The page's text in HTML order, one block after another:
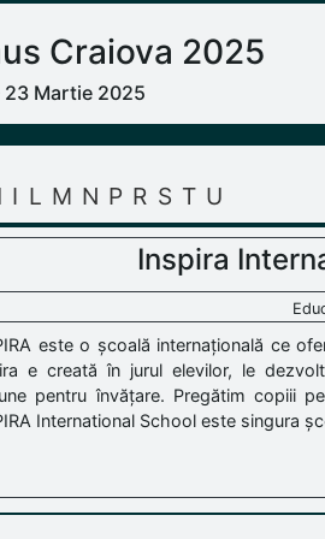
Craiova 2025
23 Martie 2025
I L M N P R S T U
Inspira
este o școală internațională ce
e creată în jurul elevilor, le
pentru învățare. Pregătim copiii
International School este singura